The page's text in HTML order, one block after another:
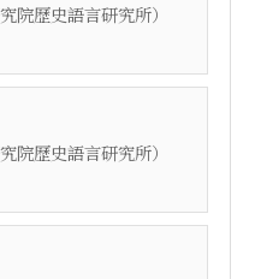
院歷史語言研究所）
院歷史語言研究所）